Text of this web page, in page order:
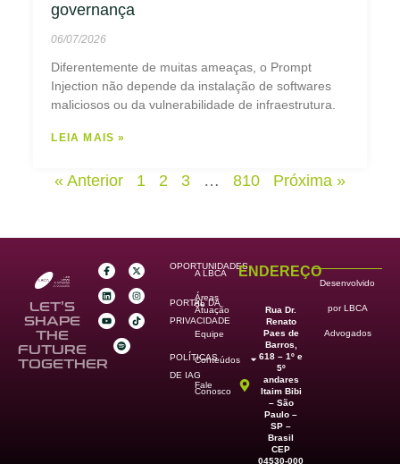
governança
06/07/2026
Diferentemente de muitas ameaças, o Prompt
Injection não depende da instalação de softwares
maliciosos ou da vulnerabilidade de infraestrutura.
LEIA MAIS »
« Anterior 1 2 3 … 810 Próxima »
LET’S
SHAPE
THE
FUTURE
TOGETHER
OPORTUNIDADES
PORTAL DA
PRIVACIDADE
POLÍTICAS
DE IAG
A LBCA
Áreas
de
Atuação
Equipe
Conteúdos
Fale
Conosco
ENDEREÇO
Rua Dr.
Renato
Paes de
Barros,
618 – 1º e
5º
andares
Itaim Bibi
– São
Paulo –
SP –
Brasil
CEP
04530-000
Desenvolvido
por LBCA
Advogados